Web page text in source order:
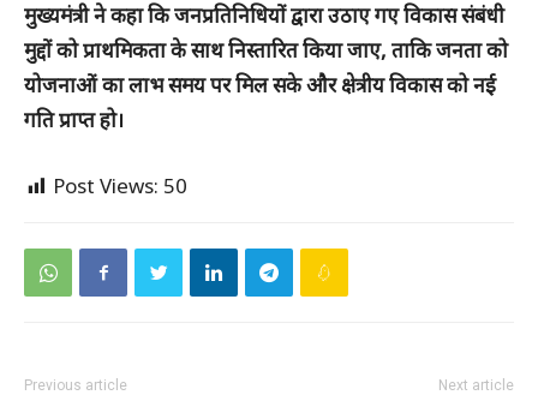
मुख्यमंत्री ने कहा कि जनप्रतिनिधियों द्वारा उठाए गए विकास संबंधी
मुद्दों को प्राथमिकता के साथ निस्तारित किया जाए, ताकि जनता को
योजनाओं का लाभ समय पर मिल सके और क्षेत्रीय विकास को नई
गति प्राप्त हो।
Post Views: 50
Previous article Next article